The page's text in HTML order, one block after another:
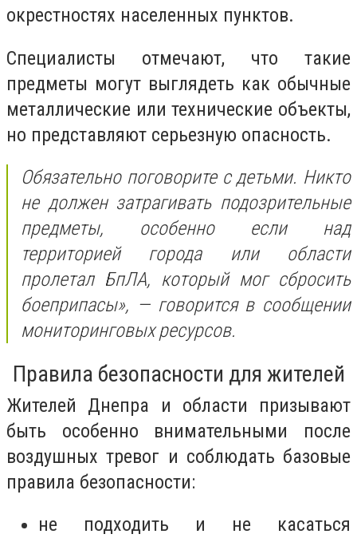
окрестностях населенных пунктов.
Специалисты отмечают, что такие
предметы могут выглядеть как обычные
металлические или технические объекты,
но представляют серьезную опасность.
Обязательно поговорите с детьми. Никто
не должен затрагивать подозрительные
предметы, особенно если над
территорией города или области
пролетал БпЛА, который мог сбросить
боеприпасы», — говорится в сообщении
мониторинговых ресурсов.
Правила безопасности для жителей
Жителей Днепра и области призывают
быть особенно внимательными после
воздушных тревог и соблюдать базовые
правила безопасности:
не подходить и не касаться